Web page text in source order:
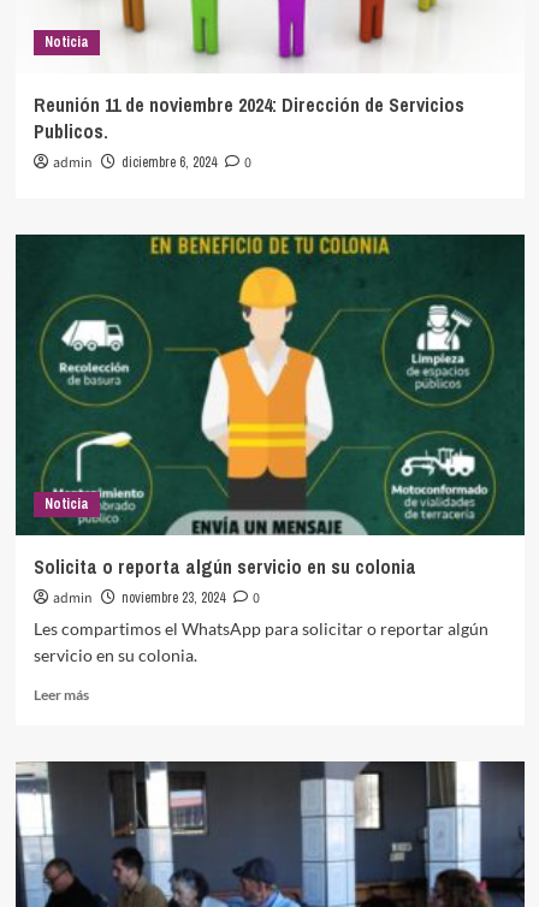
Noticia
Reunión 11 de noviembre 2024: Dirección de Servicios
Publicos.
admin diciembre 6, 2024 0
Noticia
Solicita o reporta algún servicio en su colonia
admin noviembre 23, 2024
0
Les compartimos el WhatsApp para solicitar o reportar algún
servicio en su colonia.
Leer másLeer
Solicita
reporta
algún
servicio en su colonia